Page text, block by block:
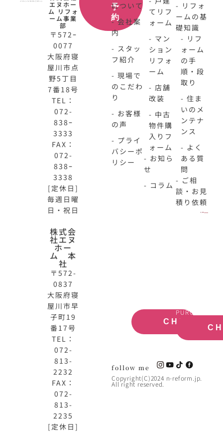
エヌホー
ム リフォ
ーム事業
部
〒572ｰ
0077
大阪府寝
屋川市点
野5丁目
7番18号
TEL：
072-
838ｰ
3333
FAX：
072-
838ｰ
3338
[定休日]
毎週日曜
日・祝日
株式会
社エヌ
ホー
ム 本
社
〒572-
0837
大阪府寝
屋川市早
子町19
番17号
TEL：
072-
813-
2232
FAX：
072-
813-
2235
[定休日]
予
約
について
- 会社案
内
- スタッ
フ紹介
- 現場で
のこだわ
り
- お客様
の声
- プライ
バシーポ
リシー
てリフ
ォーム
- マン
ション
リフォ
ーム
- 店舗
改装
- 中古
物件購
入りフ
ォーム
- お知ら
せ
- コラム
- リフォ
ームの基
礎知識
- リフ
ォーム
の手
順・段
取り
- 住ま
いのメ
ンテナ
ンス
- よく
ある質
問
- ご相
談・お見
積り依頼
CHECK
PURCHASE
follow me
Copyright(C)2024 n-reform.jp.
All right reserved.